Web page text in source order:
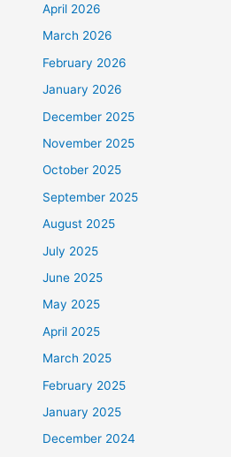
April 2026
March 2026
February 2026
January 2026
December 2025
November 2025
October 2025
September 2025
August 2025
July 2025
June 2025
May 2025
April 2025
March 2025
February 2025
January 2025
December 2024